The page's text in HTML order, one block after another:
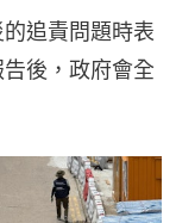
追責問題時表
後，政府會全